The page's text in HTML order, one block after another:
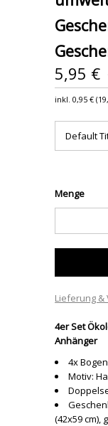
5,95 €
inkl.0,95 € (
Menge
Lieferung &
4er Set
Anhänger
4x
Motiv:
(42x59 cm),